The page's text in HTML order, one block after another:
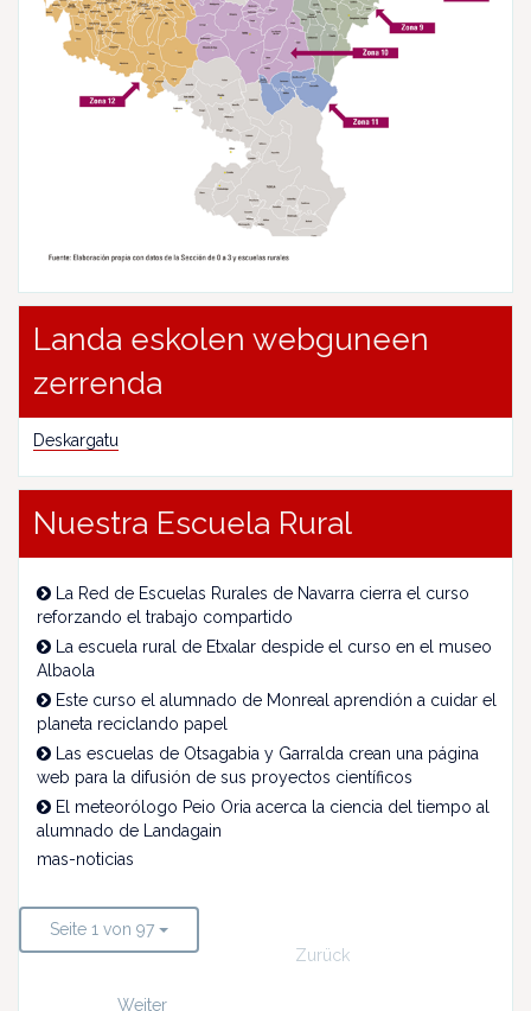
Landa eskolen webguneen
zerrenda
Deskargatu
Nuestra Escuela Rural
La Red de Escuelas Rurales de Navarra cierra el curso
reforzando el trabajo compartido
La escuela rural de Etxalar despide el curso en el museo
Albaola
Este curso el alumnado de Monreal aprendión a cuidar el
planeta reciclando papel
Las escuelas de Otsagabia y Garralda crean una página
web para la difusión de sus proyectos científicos
El meteorólogo Peio Oria acerca la ciencia del tiempo al
alumnado de Landagain
mas-noticias
Seite 1 von 97
Zurück
Weiter